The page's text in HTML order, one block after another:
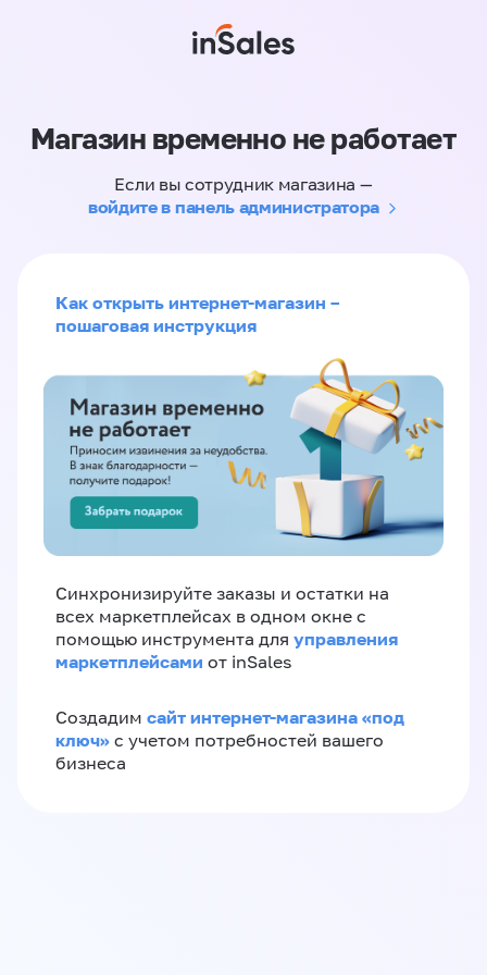
Магазин временно не работает
Если вы сотрудник магазина —
войдите в панель администратора
Как открыть интернет-магазин –
пошаговая инструкция
Синхронизируйте заказы и остатки на
всех маркетплейсах в одном окне с
помощью инструмента для управления
маркетплейсами от inSales
Создадим сайт интернет-магазина «под
ключ» с учетом потребностей вашего
бизнеса